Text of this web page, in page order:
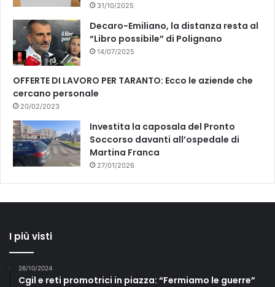
31/10/2025
Decaro-Emiliano, la distanza resta al
“Libro possibile” di Polignano
14/07/2025
OFFERTE DI LAVORO PER TARANTO: Ecco le aziende che
cercano personale
20/02/2023
Investita la caposala del Pronto
Soccorso davanti all’ospedale di
Martina Franca
27/01/2026
I più visti
26/10/2024
Cgil e reti promotrici in piazza: “Fermiamo le guerre”